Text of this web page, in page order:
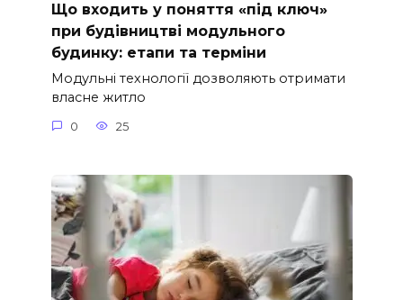
Що входить у поняття «під ключ»
при будівництві модульного
будинку: етапи та терміни
Модульні технології дозволяють отримати
власне житло
0 25